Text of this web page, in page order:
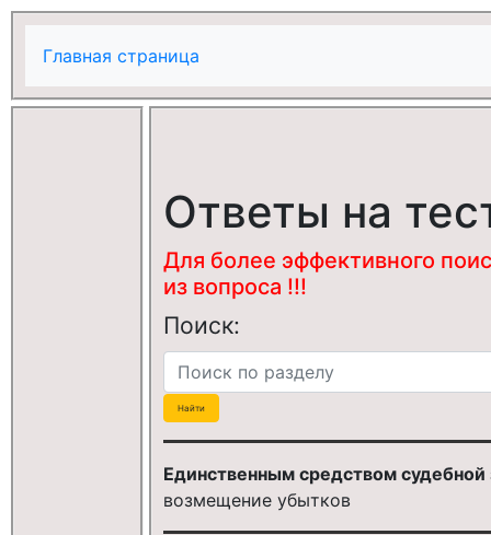
Главная страница
Ответы на
Для более эффективного
из вопроса !!!
Поиск:
Единственным средством
возмещение убытков